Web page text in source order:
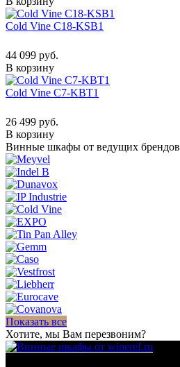
Cold Vine C18-KSB1
44 099 руб.
В корзину
Cold Vine C7-KBT1
26 499 руб.
В корзину
Винные шкафы от ведущих брендов
Показать все
Хотите, мы Вам перезвоним?